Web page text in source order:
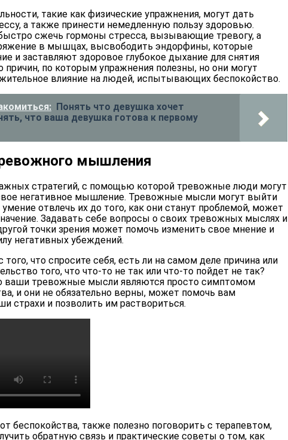
такие как физические упражнения, могут дать
а также принести немедленную пользу здоровью.
сжечь гормоны стресса, вызывающие тревогу, а
в мышцах, высвободить эндорфины, которые
и заставляют здоровое глубокое дыхание для снятия
причин, по которым упражнения полезны, но они могут
влияние на людей, испытывающих беспокойство.
Понять что девушка хочет
что ваша девушка готова к первому
мышления
стратегий, с помощью которой тревожные люди могут
негативное мышление. Тревожные мысли могут выйти
умение отвлечь их до того, как они станут проблемой, может
Задавать себе вопросы о своих тревожных мыслях и
точки зрения может помочь изменить свое мнение и
негативных убеждений.
что спросите себя, есть ли на самом деле причина или
того, что что-то не так или что-то пойдет не так?
ваши тревожные мысли являются просто симптомом
и они не обязательно верны, может помочь вам
страхи и позволить им раствориться.
беспокойства, также полезно поговорить с терапевтом,
обратную связь и практические советы о том, как